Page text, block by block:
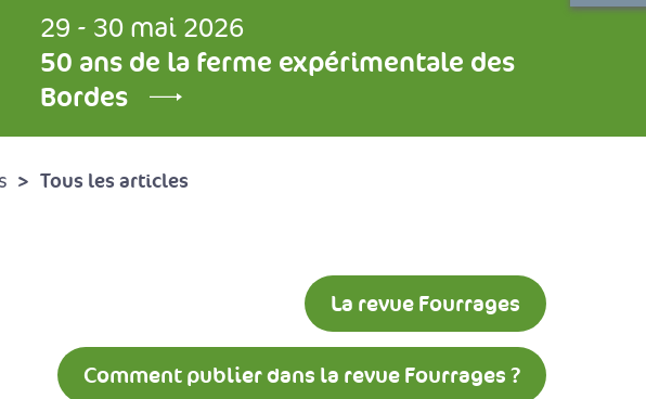
29 - 30 mai 2026
50 ans de la ferme expérimentale des
Bordes
Tous les articles
La revue Fourrages
Comment publier dans la revue Fourrages ?